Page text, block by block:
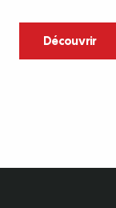
Découvrir
Entre
caractère
idéale